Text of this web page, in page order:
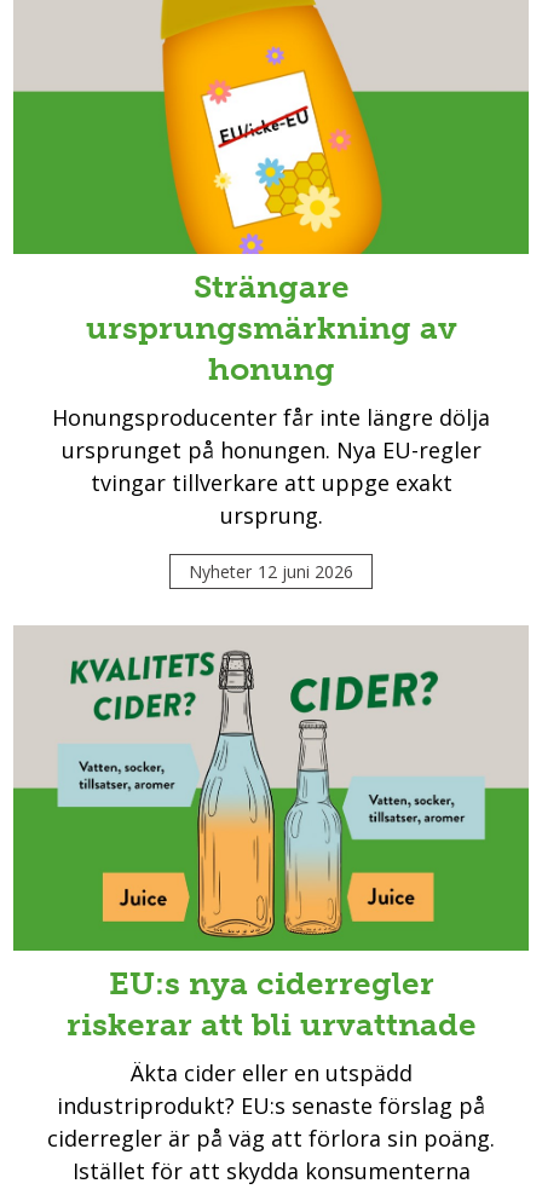
Strängare
ursprungsmärkning av
honung
Honungsproducenter får inte längre dölja
ursprunget på honungen. Nya EU-regler
tvingar tillverkare att uppge exakt
ursprung.
Nyheter 12 juni 2026
EU:s nya ciderregler
riskerar att bli urvattnade
Äkta cider eller en utspädd
industriprodukt? EU:s senaste förslag på
ciderregler är på väg att förlora sin poäng.
Istället för att skydda konsumenterna